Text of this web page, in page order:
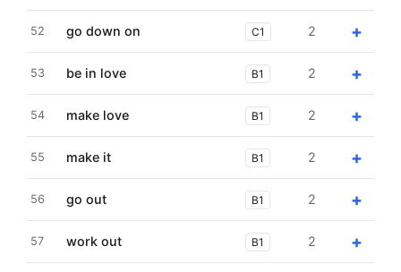
52 go down on C1 2 +
53 be in love B1 2 +
54 make love B1 2 +
55 make it B1 2 +
56 go out B1 2 +
57 work out B1 2 +